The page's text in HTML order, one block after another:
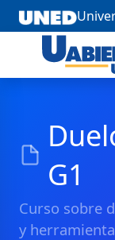
G1
Curso sobre
y